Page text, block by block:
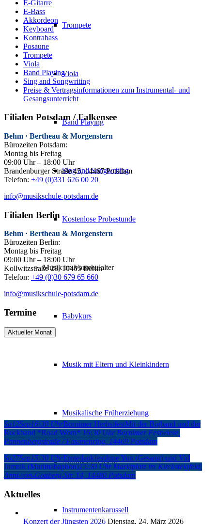
Trompete
Viola
Band Playing
Sing and Songwriting
Kostenlose Probestunde
Musik im Vorschulalter
Babykurs
Musik mit Eltern und Kleinkindern
Musikalische Früherziehung
Anfangsunterricht
Instrumentenkarussell
E-Gitarre
E-Bass
Akkordeon
Keyboard
Kontrabass
Posaune
Trompete
Viola
Band Playing
Sing and Songwriting
Preise & Vertragsinformationen zum Instrumental- und
Gesangsunterricht
Filialen Potsdam / Falkensee
Behm · Bertheau & Morgenstern
Bürozeiten Potsdam:
Montag bis Freitag
09:00 Uhr – 18:00 Uhr
Brandenburger Straße 45, 14467 Potsdam
Telefon: +49 (0)331 626 00 20
info@musikschule-potsdam.de
Filialen Berlin
Behm · Bertheau & Morgenstern
Bürozeiten Berlin:
Montag bis Freitag
09:00 Uhr – 18:00 Uhr
Kollwitzstraße 28, 10405 Berlin
Telefon: +49 (0)30 679 65 660
info@musikschule-potsdam.de
Termine
Aktueller Monat
Sa12Sep16:30 UhrBornimer HerbstfestMit der Bigband und der
Rockband *Road Worn* 16:30 Uhr Bornimer Festwiese
Pannenbergstraße / Fasanenring, 14469 Potsdam
So27Sep15:30 UhrErntedankfestJune Yun (Gesang) und Vid
Jamnik (Marimabaphon)15:30 Uhr Marktplatz im Kirchsteigfeld
Anni-von-Gottberg-Str. 14, 14480 Potsdam
Aktuelles
Konzert der Jüngsten 2026 Dienstag, 24. März 2026